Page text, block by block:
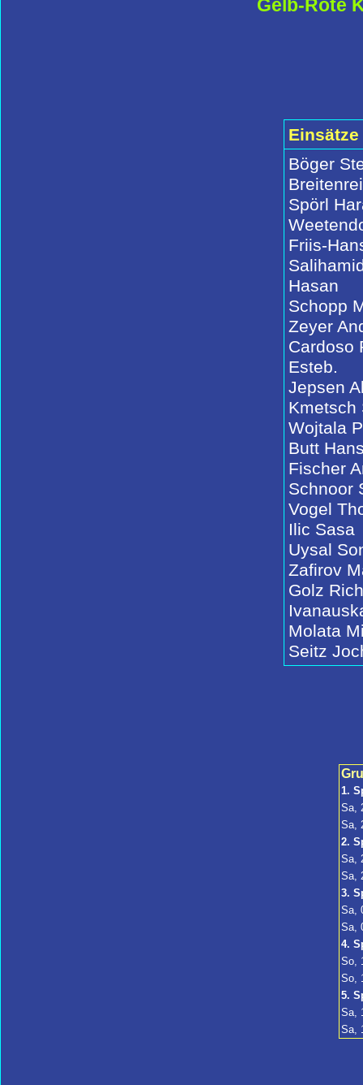
Gelb-Rote
Einsätze
Böger
Spörl
Friis-
Hasan
Schopp
Zeyer
Cardoso
Esteb.
Jepsen
Kmetsch
Wojtala
Butt
Fischer
Schnoor
Vogel
Ilic Sasa
Uysal
Zafirov
Golz
Molata
Seitz
1.
Sa,
Sa,
2.
Sa,
Sa,
3.
Sa,
Sa,
4.
So,
So,
5.
Sa,
Sa,